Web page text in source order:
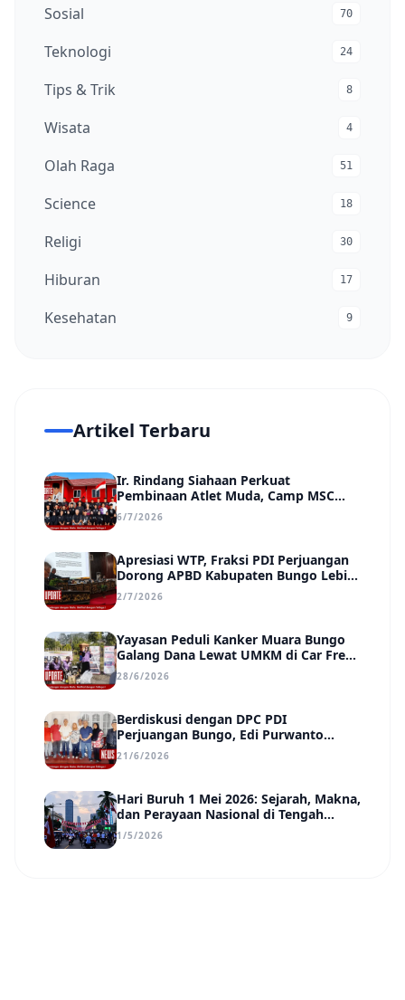
Sosial 70
Teknologi 24
Tips & Trik 8
Wisata 4
Olah Raga 51
Science 18
Religi 30
Hiburan 17
Kesehatan 9
Artikel Terbaru
Ir. Rindang Siahaan Perkuat
Pembinaan Atlet Muda, Camp MSC
Siapkan Generasi Juara Hadapi
Kejuaraan Regional hingga Nasional
6/7/2026
Apresiasi WTP, Fraksi PDI Perjuangan
Dorong APBD Kabupaten Bungo Lebih
Efektif, Transparan, dan Berdampak
2/7/2026
Yayasan Peduli Kanker Muara Bungo
Galang Dana Lewat UMKM di Car Free
Day, Ir. Rindang Siahaan Beri Apresiasi
28/6/2026
Berdiskusi dengan DPC PDI
Perjuangan Bungo, Edi Purwanto
Uraikan Poin-Poin Urgensi yang Perlu
Disadari Pemimpin Daerah
21/6/2026
Hari Buruh 1 Mei 2026: Sejarah, Makna,
dan Perayaan Nasional di Tengah
Tantangan Era Digital
1/5/2026